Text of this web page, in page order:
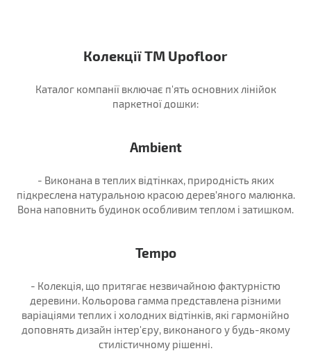
Колекції ТМ Upofloor
Каталог компанії включає п'ять основних лінійок
паркетної дошки:
Ambient
- Виконана в теплих відтінках, природність яких
підкреслена натуральною красою дерев’яного малюнка.
Вона наповнить будинок особливим теплом і затишком.
Tempo
- Колекція, що притягає незвичайною фактурністю
деревини. Кольорова гамма представлена різними
варіаціями теплих і холодних відтінків, які гармонійно
доповнять дизайн інтер'єру, виконаного у будь-якому
стилістичному рішенні.